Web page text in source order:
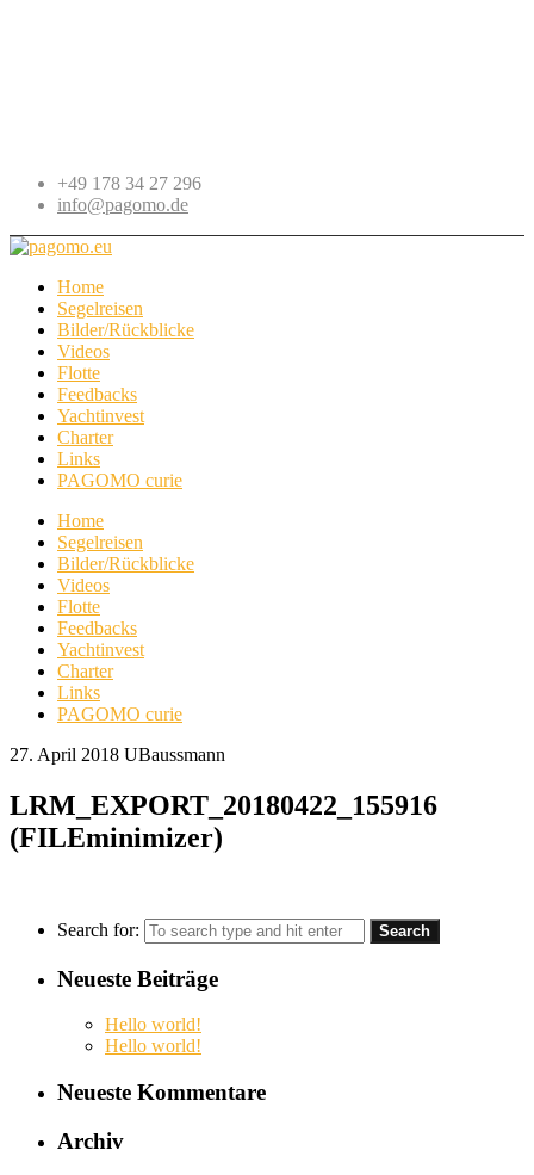
+49 178 34 27 296
info@pagomo.de
Home
Segelreisen
Bilder/Rückblicke
Videos
Flotte
Feedbacks
Yachtinvest
Charter
Links
PAGOMO curie
Home
Segelreisen
Bilder/Rückblicke
Videos
Flotte
Feedbacks
Yachtinvest
Charter
Links
PAGOMO curie
27. April 2018 UBaussmann
LRM_EXPORT_20180422_155916
(FILEminimizer)
Search for:
Neueste Beiträge
Hello world!
Hello world!
Neueste Kommentare
Archiv